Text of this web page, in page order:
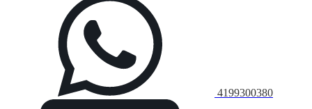
4199300380